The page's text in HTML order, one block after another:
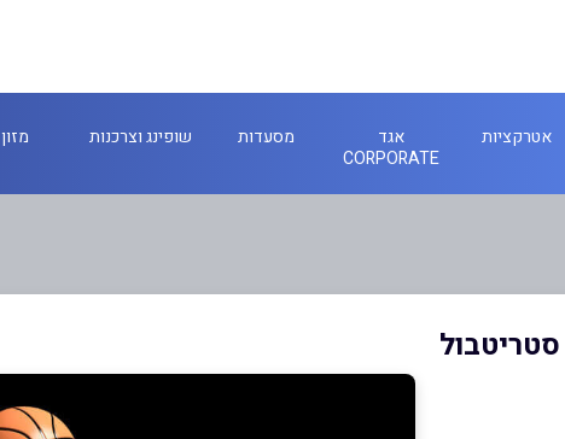
אטרקציות
אגד
CORPORATE
מסעדות שופינג וצרכנות מזון
סטריטבול